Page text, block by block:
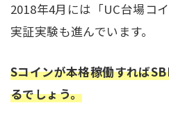
2018年4月には「UC台場コ
実証実験も進んでいます。
Sコインが本格稼働すれば
るでしょう。